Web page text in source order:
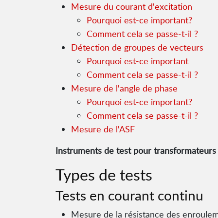
Mesure du courant d'excitation
Pourquoi est-ce important?
Comment cela se passe-t-il ?
Détection de groupes de vecteurs
Pourquoi est-ce important
Comment cela se passe-t-il ?
Mesure de l'angle de phase
Pourquoi est-ce important?
Comment cela se passe-t-il ?
Mesure de l'ASF
Instruments de test pour transformateurs
Types de tests
Tests en courant continu
Mesure de la résistance des